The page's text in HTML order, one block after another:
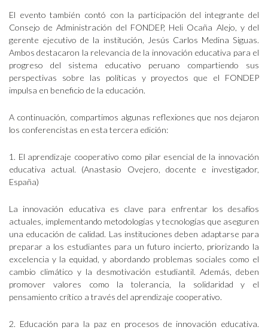
El evento también contó con la participación del integrante del
Consejo de Administración del FONDEP, Heli Ocaña Alejo, y del
gerente ejecutivo de la institución, Jesús Carlos Medina Siguas.
Ambos destacaron la relevancia de la innovación educativa para el
progreso del sistema educativo peruano compartiendo sus
perspectivas sobre las políticas y proyectos que el FONDEP
impulsa en beneficio de la educación.
A continuación, compartimos algunas reflexiones que nos dejaron
los conferencistas en esta tercera edición:
1. El aprendizaje cooperativo como pilar esencial de la innovación
educativa actual. (Anastasio Ovejero, docente e investigador,
España)
La innovación educativa es clave para enfrentar los desafíos
actuales, implementando metodologías y tecnologías que aseguren
una educación de calidad. Las instituciones deben adaptarse para
preparar a los estudiantes para un futuro incierto, priorizando la
excelencia y la equidad, y abordando problemas sociales como el
cambio climático y la desmotivación estudiantil. Además, deben
promover valores como la tolerancia, la solidaridad y el
pensamiento crítico a través del aprendizaje cooperativo.
2. Educación para la paz en procesos de innovación educativa.